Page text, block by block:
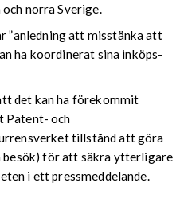
norra Sverige.
”anledning att misstänka att
ha koordinerat sina inköps-
det kan ha förekommit
Patent- och
tillstånd att göra
besök) för att säkra ytterligare
i ett pressmeddelande.